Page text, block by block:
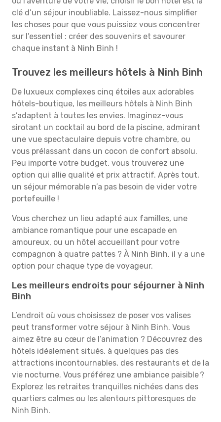
clé d’un séjour inoubliable. Laissez-nous simplifier
les choses pour que vous puissiez vous concentrer
sur l’essentiel : créer des souvenirs et savourer
chaque instant à Ninh Binh !
Trouvez les meilleurs hôtels à Ninh Binh
De luxueux complexes cinq étoiles aux adorables
hôtels-boutique, les meilleurs hôtels à Ninh Binh
s’adaptent à toutes les envies. Imaginez-vous
sirotant un cocktail au bord de la piscine, admirant
une vue spectaculaire depuis votre chambre, ou
vous prélassant dans un cocon de confort absolu.
Peu importe votre budget, vous trouverez une
option qui allie qualité et prix attractif. Après tout,
un séjour mémorable n’a pas besoin de vider votre
portefeuille !
Vous cherchez un lieu adapté aux familles, une
ambiance romantique pour une escapade en
amoureux, ou un hôtel accueillant pour votre
compagnon à quatre pattes ? À Ninh Binh, il y a une
option pour chaque type de voyageur.
Les meilleurs endroits pour séjourner à Ninh
Binh
L’endroit où vous choisissez de poser vos valises
peut transformer votre séjour à Ninh Binh. Vous
aimez être au cœur de l’animation ? Découvrez des
hôtels idéalement situés, à quelques pas des
attractions incontournables, des restaurants et de la
vie nocturne. Vous préférez une ambiance paisible ?
Explorez les retraites tranquilles nichées dans des
quartiers calmes ou les alentours pittoresques de
Ninh Binh.